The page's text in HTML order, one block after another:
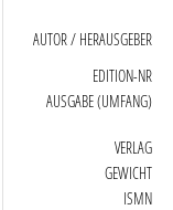
AUTOR / HERAUSGEBER
EDITION-NR
AUSGABE (UMFANG)
VERLAG
GEWICHT
ISMN